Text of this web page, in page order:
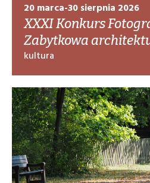
20 marca-30 sierpnia 2026
XXXI Konkurs
Zabytkowa
kultura